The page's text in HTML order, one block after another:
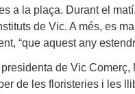
a la plaça. Durant el
de Vic. A més, es
“que aquest any
de Vic Comerç,
de les floristeries i les